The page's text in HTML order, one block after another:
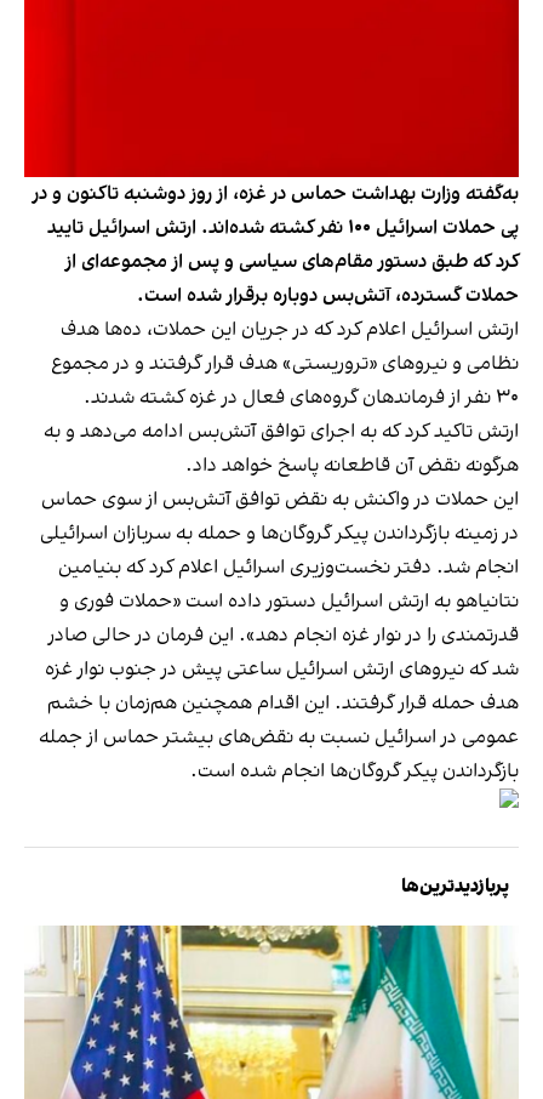
به‌گفته وزارت بهداشت حماس در غزه، از روز دوشنبه تاکنون و در
پی حملات اسرائیل ۱۰۰ نفر کشته شده‌اند. ارتش اسرائیل تایید
کرد که طبق دستور مقام‌های سیاسی و پس از مجموعه‌ای از
حملات گسترده، آتش‌بس دوباره برقرار شده است.
ارتش اسرائیل اعلام کرد که در جریان این حملات، ده‌ها هدف
نظامی و نیروهای «تروریستی» هدف قرار گرفتند و در مجموع
۳۰ نفر از فرماندهان گروه‌های فعال در غزه کشته شدند.
ارتش تاکید کرد که به اجرای توافق آتش‌بس ادامه می‌دهد و به
هرگونه نقض آن قاطعانه پاسخ خواهد داد.
این حملات در واکنش به نقض توافق آتش‌بس از سوی حماس
در زمینه بازگرداندن پیکر گروگان‌ها و حمله به سربازان اسرائیلی
انجام شد. دفتر نخست‌وزیری اسرائیل اعلام کرد که بنیامین
نتانیاهو به ارتش اسرائیل دستور داده است «حملات فوری و
قدرتمندی را در نوار غزه انجام دهد». این فرمان در حالی صادر
شد که نیروهای ارتش اسرائیل ساعتی پیش در جنوب نوار غزه
هدف حمله قرار گرفتند. این اقدام همچنین هم‌زمان با خشم
عمومی در اسرائیل نسبت به نقض‌های بیشتر حماس از جمله
بازگرداندن پیکر گروگان‌ها انجام شده است.
پربازدیدترین‌ها